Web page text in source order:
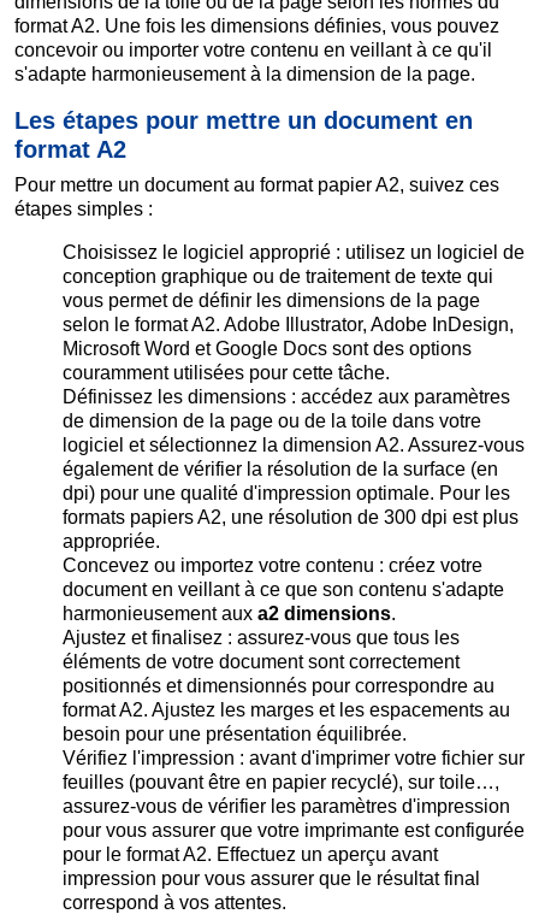
format A2. Une fois les dimensions définies, vous pouvez
concevoir ou importer votre contenu en veillant à ce qu'il
s'adapte harmonieusement à la dimension de la page.
Les étapes pour mettre un document en
format A2
Pour mettre un document au format papier A2, suivez ces
étapes simples :
Choisissez le logiciel approprié : utilisez un logiciel de
conception graphique ou de traitement de texte qui
vous permet de définir les dimensions de la page
selon le format A2. Adobe Illustrator, Adobe InDesign,
Microsoft Word et Google Docs sont des options
couramment utilisées pour cette tâche.
Définissez les dimensions : accédez aux paramètres
de dimension de la page ou de la toile dans votre
logiciel et sélectionnez la dimension A2. Assurez-vous
également de vérifier la résolution de la surface (en
dpi) pour une qualité d'impression optimale. Pour les
formats papiers A2, une résolution de 300 dpi est plus
appropriée.
Concevez ou importez votre contenu : créez votre
document en veillant à ce que son contenu s'adapte
harmonieusement aux a2 dimensions.
Ajustez et finalisez : assurez-vous que tous les
éléments de votre document sont correctement
positionnés et dimensionnés pour correspondre au
format A2. Ajustez les marges et les espacements au
besoin pour une présentation équilibrée.
Vérifiez l'impression : avant d'imprimer votre fichier sur
feuilles (pouvant être en papier recyclé), sur toile…,
assurez-vous de vérifier les paramètres d'impression
pour vous assurer que votre imprimante est configurée
pour le format A2. Effectuez un aperçu avant
impression pour vous assurer que le résultat final
correspond à vos attentes.